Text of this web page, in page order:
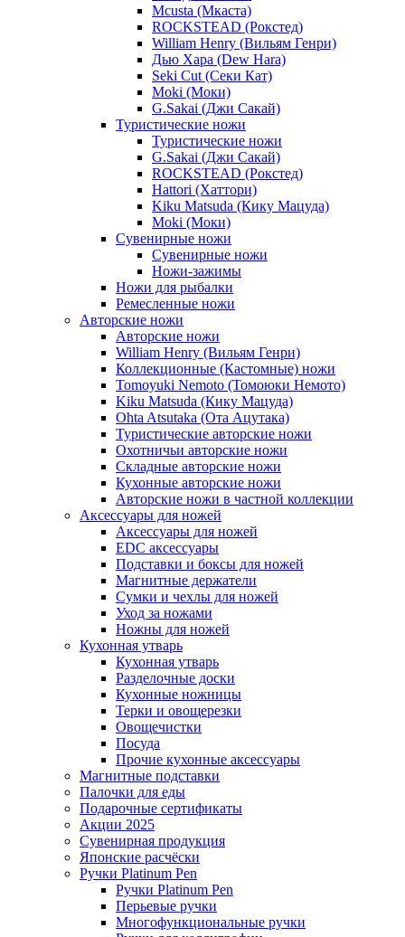
Mcusta (Мкаста)
ROCKSTEAD (Рокстед)
William Henry (Вильям Генри)
Дью Хара (Dew Hara)
Seki Cut (Секи Кат)
Moki (Моки)
G.Sakai (Джи Сакай)
Туристические ножи
Туристические ножи
G.Sakai (Джи Сакай)
ROCKSTEAD (Рокстед)
Hattori (Хаттори)
Kiku Matsuda (Кику Мацуда)
Moki (Моки)
Сувенирные ножи
Сувенирные ножи
Ножи-зажимы
Ножи для рыбалки
Ремесленные ножи
Авторские ножи
Авторские ножи
William Henry (Вильям Генри)
Коллекционные (Кастомные) ножи
Tomoyuki Nemoto (Томоюки Немото)
Kiku Matsuda (Кику Мацуда)
Ohta Atsutaka (Ота Ацутака)
Туристические авторские ножи
Охотничьи авторские ножи
Складные авторские ножи
Кухонные авторские ножи
Авторские ножи в частной коллекции
Аксессуары для ножей
Аксессуары для ножей
EDC аксессуары
Подставки и боксы для ножей
Магнитные держатели
Сумки и чехлы для ножей
Уход за ножами
Ножны для ножей
Кухонная утварь
Кухонная утварь
Разделочные доски
Кухонные ножницы
Терки и овощерезки
Овощечистки
Посуда
Прочие кухонные аксессуары
Магнитные подставки
Палочки для еды
Подарочные сертификаты
Акции 2025
Сувенирная продукция
Японские расчёски
Ручки Platinum Pen
Ручки Platinum Pen
Перьевые ручки
Многофункциональные ручки